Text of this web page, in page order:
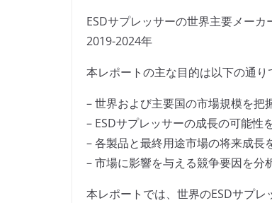
ESDサプレッサーの世界主要メー
2019-2024年
本レポートの主な目的は以下の通り
– 世界および主要国の市場規模を把
– ESDサプレッサーの成長の可能性
– 各製品と最終用途市場の将来成長
– 市場に影響を与える競争要因を分
本レポートでは、世界のESDサプ